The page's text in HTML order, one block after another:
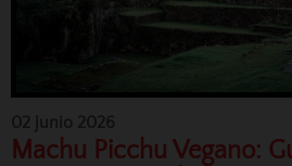
Machu Picchu Vegano: